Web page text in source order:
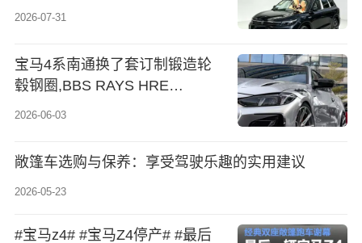
2026-07-31
宝马4系南通换了套订制锻造轮
毂钢圈,BBS RAYS HRE
2026-06-03
敞篷车选购与保养：享受驾驶乐趣的实用建议
2026-05-23
#宝马z4# #宝马Z4停产# #最后